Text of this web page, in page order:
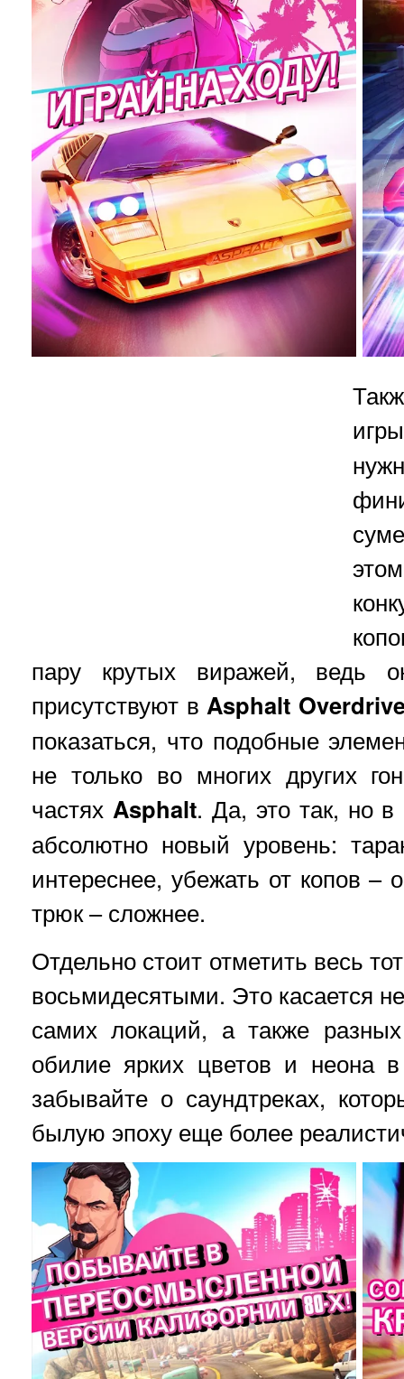
пару крутых виражей, ведь
присутствуют в Asphalt
показаться, что подобные
не только во многих других
частях Asphalt. Да, это так, но в
абсолютно новый уровень:
интереснее, убежать от копов –
трюк – сложнее.
Отдельно стоит отметить весь
восьмидесятыми. Это касается
самих локаций, а также
обилие ярких цветов и неона
забывайте о саундтреках,
былую эпоху еще более